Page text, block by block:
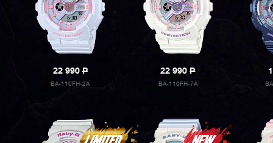
22 990P
BA-110FH-2A
22 990P
BA-110FH-7A